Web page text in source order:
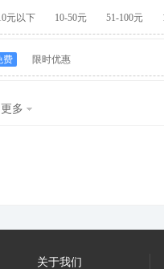
元以下 10-50元 51-100元
费 限时优惠
更多
关于我们